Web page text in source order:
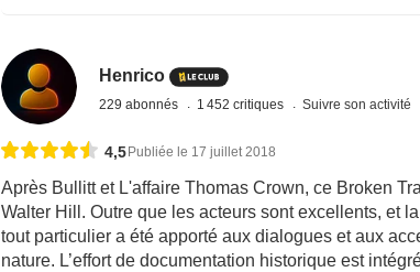
Henrico
229 abonnés 1 452 critiques Suivre son activité
4,5 Publiée le 17 juillet 2018
Après Bullitt et L'affaire Thomas Crown, ce Broken
Walter Hill. Outre que les acteurs sont excellents, et
tout particulier a été apporté aux dialogues et aux
nature. L’effort de documentation historique est